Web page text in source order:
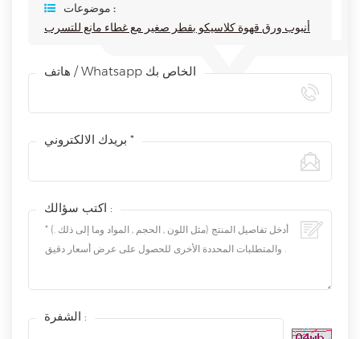
موضوعات :
أنبوب ورق قهوة كلاسيكو بقطر صغير مع غطاء مانع للتسرب
هاتف / Whatsapp الخاص بك
بريدك الالكتروني *
اكتب سؤالك :
الشفرة :